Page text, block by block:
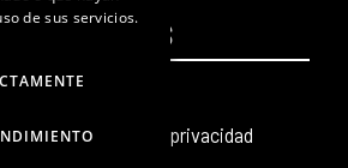
u
e
e
i
o
LEGALES
Aviso legal
Política de privacidad
de sus servicios.